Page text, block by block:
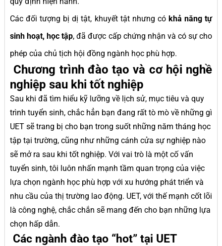
Các đối tượng bị dị tật, khuyết tật nhưng có khả năng tự
sinh hoạt, học tập, đã được cấp chứng nhận và có sự cho
phép của chủ tịch hội đồng ngành học phù hợp.
Chương trình đào tạo và cơ hội nghề
nghiệp sau khi tốt nghiệp
Sau khi đã tìm hiểu kỹ lưỡng về lịch sử, mục tiêu và quy
trình tuyển sinh, chắc hẳn bạn đang rất tò mò về những gì
UET sẽ trang bị cho bạn trong suốt những năm tháng học
tập tại trường, cũng như những cánh cửa sự nghiệp nào
sẽ mở ra sau khi tốt nghiệp. Với vai trò là một cố vấn
tuyển sinh, tôi luôn nhấn mạnh tầm quan trọng của việc
lựa chọn ngành học phù hợp với xu hướng phát triển và
nhu cầu của thị trường lao động. UET, với thế mạnh cốt lõi
là công nghệ, chắc chắn sẽ mang đến cho bạn những lựa
chọn hấp dẫn.
Các ngành đào tạo “hot” tại UET